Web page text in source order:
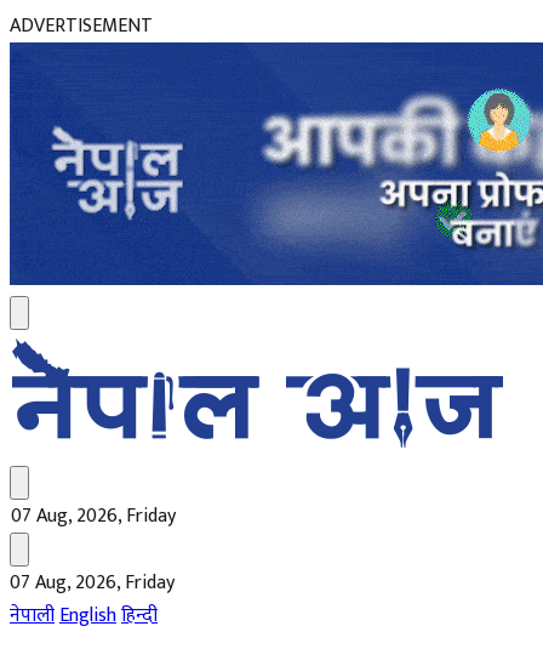
ADVERTISEMENT
07 Aug, 2026, Friday
07 Aug, 2026, Friday
नेपालीEnglishहिन्दी